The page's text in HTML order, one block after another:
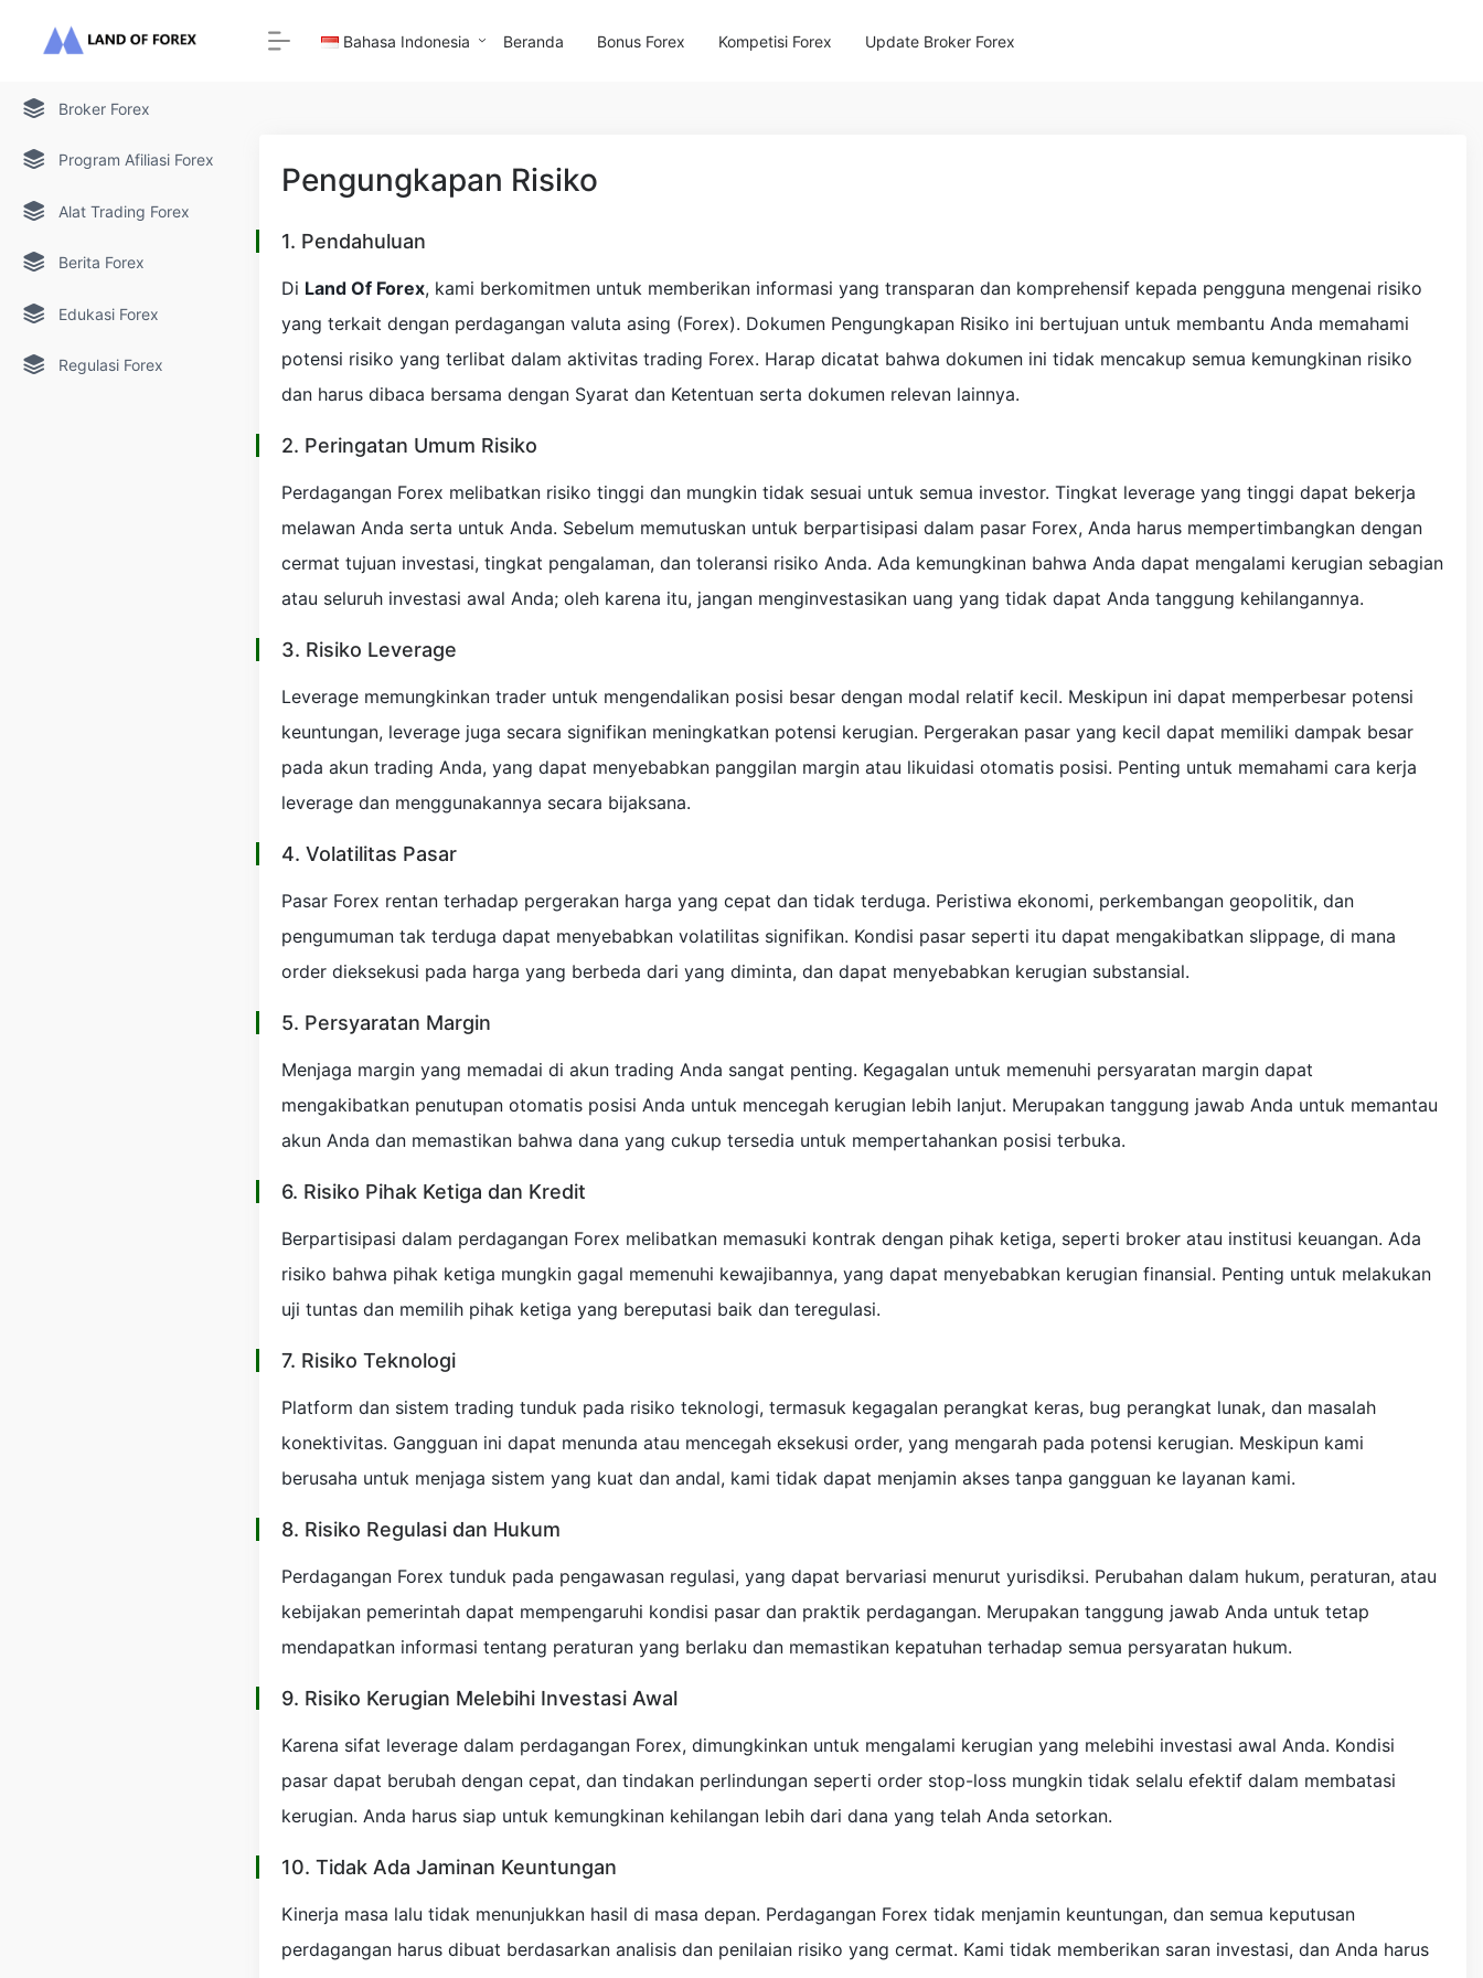
Broker Forex
Program Afiliasi Forex
Alat Trading Forex
Berita Forex
Edukasi Forex
Regulasi Forex
Bahasa Indonesia Beranda Bonus Forex Kompetisi Forex Update Broker Forex
Pengungkapan Risiko
1. Pendahuluan
Di Land Of Forex, kami berkomitmen untuk memberikan informasi yang transparan dan komprehensif kepada pengguna mengenai risiko
yang terkait dengan perdagangan valuta asing (Forex). Dokumen Pengungkapan Risiko ini bertujuan untuk membantu Anda memahami
potensi risiko yang terlibat dalam aktivitas trading Forex. Harap dicatat bahwa dokumen ini tidak mencakup semua kemungkinan risiko
dan harus dibaca bersama dengan Syarat dan Ketentuan serta dokumen relevan lainnya.
2. Peringatan Umum Risiko
Perdagangan Forex melibatkan risiko tinggi dan mungkin tidak sesuai untuk semua investor. Tingkat leverage yang tinggi dapat bekerja
melawan Anda serta untuk Anda. Sebelum memutuskan untuk berpartisipasi dalam pasar Forex, Anda harus mempertimbangkan dengan
cermat tujuan investasi, tingkat pengalaman, dan toleransi risiko Anda. Ada kemungkinan bahwa Anda dapat mengalami kerugian sebagian
atau seluruh investasi awal Anda; oleh karena itu, jangan menginvestasikan uang yang tidak dapat Anda tanggung kehilangannya.
3. Risiko Leverage
Leverage memungkinkan trader untuk mengendalikan posisi besar dengan modal relatif kecil. Meskipun ini dapat memperbesar potensi
keuntungan, leverage juga secara signifikan meningkatkan potensi kerugian. Pergerakan pasar yang kecil dapat memiliki dampak besar
pada akun trading Anda, yang dapat menyebabkan panggilan margin atau likuidasi otomatis posisi. Penting untuk memahami cara kerja
leverage dan menggunakannya secara bijaksana.
4. Volatilitas Pasar
Pasar Forex rentan terhadap pergerakan harga yang cepat dan tidak terduga. Peristiwa ekonomi, perkembangan geopolitik, dan
pengumuman tak terduga dapat menyebabkan volatilitas signifikan. Kondisi pasar seperti itu dapat mengakibatkan slippage, di mana
order dieksekusi pada harga yang berbeda dari yang diminta, dan dapat menyebabkan kerugian substansial.
5. Persyaratan Margin
Menjaga margin yang memadai di akun trading Anda sangat penting. Kegagalan untuk memenuhi persyaratan margin dapat
mengakibatkan penutupan otomatis posisi Anda untuk mencegah kerugian lebih lanjut. Merupakan tanggung jawab Anda untuk memantau
akun Anda dan memastikan bahwa dana yang cukup tersedia untuk mempertahankan posisi terbuka.
6. Risiko Pihak Ketiga dan Kredit
Berpartisipasi dalam perdagangan Forex melibatkan memasuki kontrak dengan pihak ketiga, seperti broker atau institusi keuangan. Ada
risiko bahwa pihak ketiga mungkin gagal memenuhi kewajibannya, yang dapat menyebabkan kerugian finansial. Penting untuk melakukan
uji tuntas dan memilih pihak ketiga yang bereputasi baik dan teregulasi.
7. Risiko Teknologi
Platform dan sistem trading tunduk pada risiko teknologi, termasuk kegagalan perangkat keras, bug perangkat lunak, dan masalah
konektivitas. Gangguan ini dapat menunda atau mencegah eksekusi order, yang mengarah pada potensi kerugian. Meskipun kami
berusaha untuk menjaga sistem yang kuat dan andal, kami tidak dapat menjamin akses tanpa gangguan ke layanan kami.
8. Risiko Regulasi dan Hukum
Perdagangan Forex tunduk pada pengawasan regulasi, yang dapat bervariasi menurut yurisdiksi. Perubahan dalam hukum, peraturan, atau
kebijakan pemerintah dapat mempengaruhi kondisi pasar dan praktik perdagangan. Merupakan tanggung jawab Anda untuk tetap
mendapatkan informasi tentang peraturan yang berlaku dan memastikan kepatuhan terhadap semua persyaratan hukum.
9. Risiko Kerugian Melebihi Investasi Awal
Karena sifat leverage dalam perdagangan Forex, dimungkinkan untuk mengalami kerugian yang melebihi investasi awal Anda. Kondisi
pasar dapat berubah dengan cepat, dan tindakan perlindungan seperti order stop-loss mungkin tidak selalu efektif dalam membatasi
kerugian. Anda harus siap untuk kemungkinan kehilangan lebih dari dana yang telah Anda setorkan.
10. Tidak Ada Jaminan Keuntungan
Kinerja masa lalu tidak menunjukkan hasil di masa depan. Perdagangan Forex tidak menjamin keuntungan, dan semua keputusan
perdagangan harus dibuat berdasarkan analisis dan penilaian risiko yang cermat. Kami tidak memberikan saran investasi, dan Anda harus